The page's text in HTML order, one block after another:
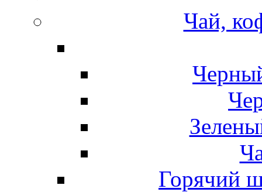
Чай,
Горячий